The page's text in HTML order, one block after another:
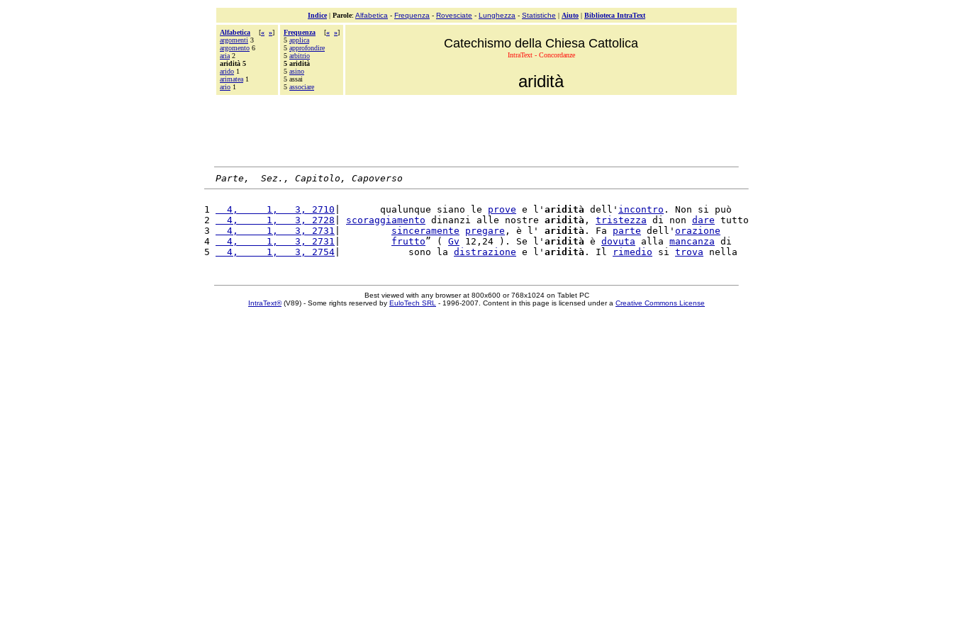
Indice| Parole: Alfabetica - Frequenza - Rovesciate - Lunghezza - Statistiche | Aiuto | Biblioteca IntraText
Alfabetica [« »]
argomenti 3
argomento 6
aria 2
aridità 5
arido 1
arimatea 1
ario 1
Frequenza [« »]
5 applica
5 approfondire
5 arbitrio
5 aridità
5 asino
5 assai
5 associare
Catechismo della Chiesa Cattolica
IntraText - Concordanze
aridità
Parte,  Sez., Capitolo, Capoverso
1
  4,     1,   3, 2710
|       qualunque siano le prove e l' aridità dell' incontro . Non si può
2
  4,     1,   3, 2728
scoraggiamento dinanzi alle nostre aridità , tristezza di non dare tutto
3
  4,     1,   3, 2731
sinceramente pregare , è l' aridità . Fa parte dell' orazione
4
  4,     1,   3, 2731
frutto” ( Gv 12,24 ). Se l' aridità è dovuta alla mancanza di
5
  4,     1,   3, 2754
|            sono la distrazione e l' aridità . Il rimedio si trova
Best viewed with any browser at 800x600 or 768x1024 on Tablet PC
IntraText®(V89) - Some rights reserved by EuloTech SRL - 1996-2007. Content in this page is licensed under a Creative Commons License